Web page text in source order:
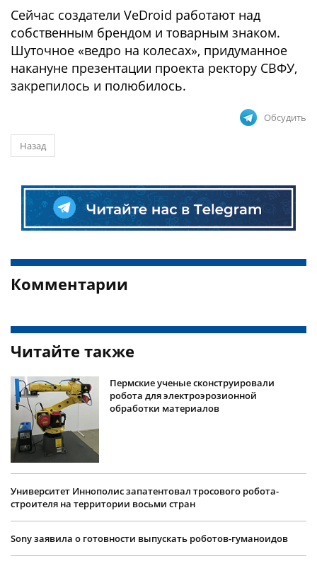
Сейчас создатели VeDroid работают над
собственным брендом и товарным знаком.
Шуточное «ведро на колесах», придуманное
накануне презентации проекта ректору СВФУ,
закрепилось и полюбилось.
Обсудить
Назад
Комментарии
Читайте также
Пермские ученые сконструировали
робота для электроэрозионной
обработки материалов
Университет Иннополис запатентовал тросового робота-
строителя на территории восьми стран
Sony заявила о готовности выпускать роботов-гуманоидов